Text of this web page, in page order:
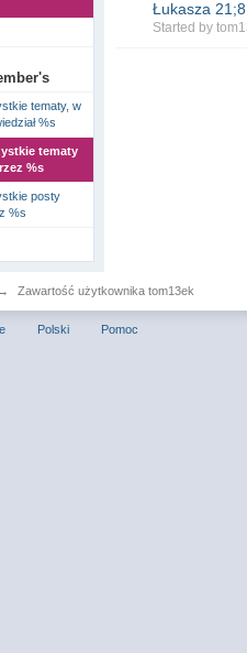
tematy, w
%s
tematy
%s
posty
%s
Łukasza 21;8
Started by
→ Zawartość użytkownika tom13ek
Polski Pomoc